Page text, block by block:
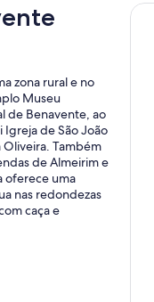
zona rural e no
Museu
de Benavente, ao
Igreja de São João
Oliveira. Também
de Almeirim e
oferece uma
nas redondezas
caça e